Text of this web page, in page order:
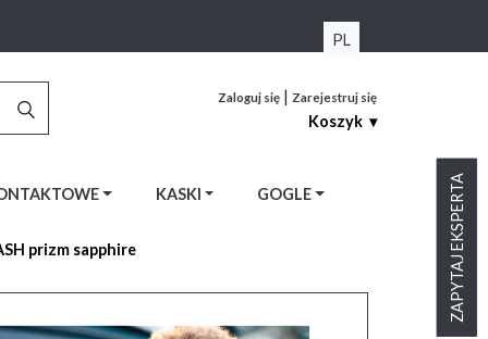
PL
Zaloguj się | Zarejestruj się
Koszyk ▾
KASKI GOGLE ZAPYTAJ EKSPERTA
prizm sapphire